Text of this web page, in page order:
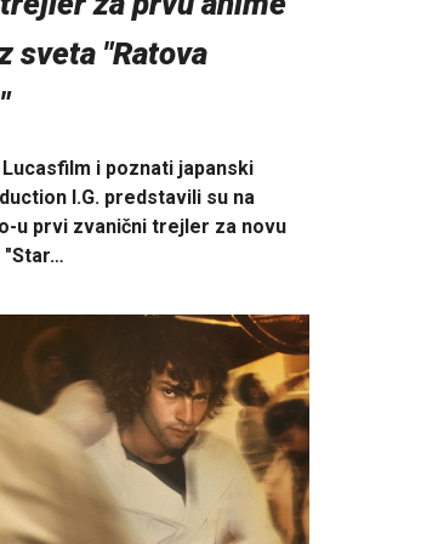
sveta "Ratova
Lucasfilm i poznati japanski
I.G. predstavili su na
u prvi zvanični trejler za novu
"Star…